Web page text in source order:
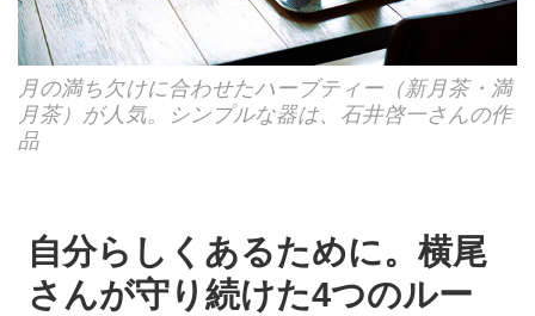
月の満ち欠けに合わせたハーブティー（新月茶・満
月茶）が人気。シンプルな器は、石井啓一さんの作
品
自分らしくあるために。横尾
さんが守り続けた4つのルー